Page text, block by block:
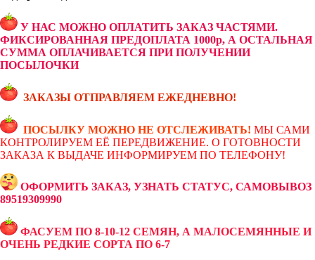
У НАС МОЖНО ОПЛАТИТЬ ЗАКАЗ ЧАСТЯМИ.
ФИКСИРОВАННАЯ ПРЕДОПЛАТА 1000р, А ОСТАЛЬНАЯ
СУММА ОПЛАЧИВАЕТСЯ ПРИ ПОЛУЧЕНИИ
ПОСЫЛОЧКИ
ЗАКАЗЫ ОТПРАВЛЯЕМ ЕЖЕДНЕВНО!
ПОСЫЛКУ МОЖНО НЕ ОТСЛЕЖИВАТЬ! МЫ САМИ
КОНТРОЛИРУЕМ ЕЁ ПЕРЕДВИЖЕНИЕ. О ГОТОВНОСТИ
ЗАКАЗА К ВЫДАЧЕ ИНФОРМИРУЕМ ПО ТЕЛЕФОНУ!
ОФОРМИТЬ ЗАКАЗ, УЗНАТЬ СТАТУС, САМОВЫВОЗ
89519309990
ФАСУЕМ ПО 8-10-12 СЕМЯН, А МАЛОСЕМЯННЫЕ И
ОЧЕНЬ РЕДКИЕ СОРТА ПО 6-7